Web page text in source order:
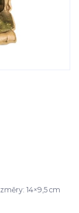
14×9,5 cm